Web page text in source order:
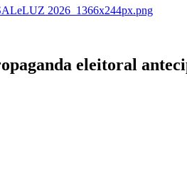
eleitoral